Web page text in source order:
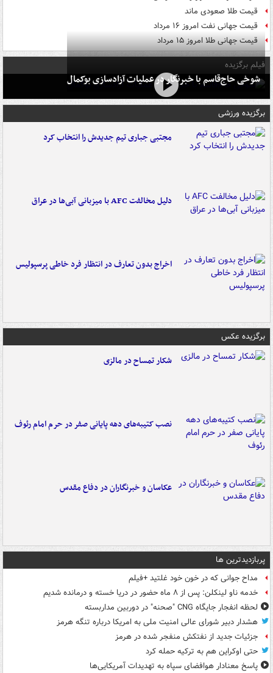
قیمت طلا صعودی ماند
قیمت جهانی نفت امروز ۱۶ مرداد
قیمت جهانی طلا امروز ۱۵ مرداد
فیلم برگزیده
شوخی حاج‌قاسم با خبرنگار در عملیات آزادسازی بوکمال
برگزیده ورزشی
مجتبی جباری تیم جدیدش را انتخاب کرد
دلیل مخالفت AFC با میزبانی آبی‌ها در عراق
اخراج بدون تعارف در انتظار فرد خاطی پرسپولیس
برگزیده عکس
شکار تمساح در مالزی
نصب کتیبه‌های دهه پایانی صفر در حرم امام رئوف
عکاسان و خبرنگاران در دفاع مقدس
پربازدیدترین ها
مداح جوانی که در خون خود غلتید +فیلم
خدمه ناو لینکلن: پس از ۸ ماه حضور در دریا خسته و درمانده‌ شدیم
لحظه انفجار جایگاه CNG "صحنه" در دوربین مداربسته
هشدار دبیر شورای عالی امنیت ملی به امریکا درباره تنگه هرمز
جزئیات جدید از نفتکش منفجر شده در هرمز
حتی اوکراین هم به ترکیه حمله کرد
پاسخ معنادار هوافضای سپاه به تهدیدات آمریکایی‌ها